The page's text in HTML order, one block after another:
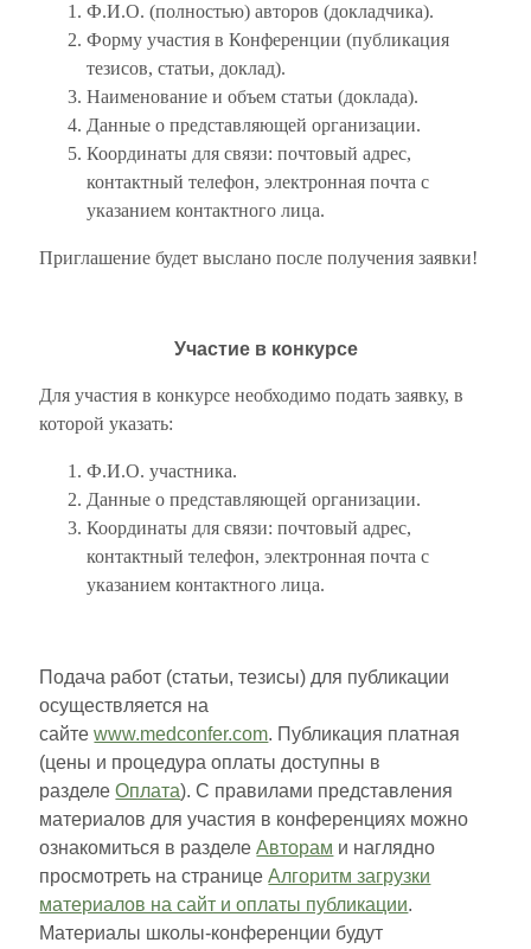
Ф.И.О. (полностью) авторов (докладчика).
Форму участия в Конференции (публикация
тезисов, статьи, доклад).
Наименование и объем статьи (доклада).
Данные о представляющей организации.
Координаты для связи: почтовый адрес,
контактный телефон, электронная почта с
указанием контактного лица.
Приглашение будет выслано после получения заявки!
Участие в конкурсе
Для участия в конкурсе необходимо подать заявку, в
которой указать:
Ф.И.О. участника.
Данные о представляющей организации.
Координаты для связи: почтовый адрес,
контактный телефон, электронная почта с
указанием контактного лица.
Подача работ (статьи, тезисы) для публикации
осуществляется на
сайтеwww.medconfer.com. Публикация платная
(цены и процедура оплаты доступны в
разделеОплата). С правилами представления
материалов для участия в конференциях можно
ознакомиться в разделеАвторам и наглядно
просмотреть на страницеАлгоритм загрузки
материалов на сайт и оплаты публикации.
Материалы школы-конференции будут